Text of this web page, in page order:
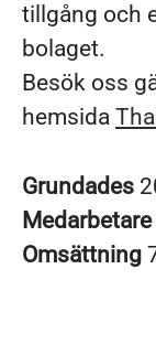
tillgång och
bolaget.
Besök oss
hemsida
Grundades
Medarbetare
Omsättning